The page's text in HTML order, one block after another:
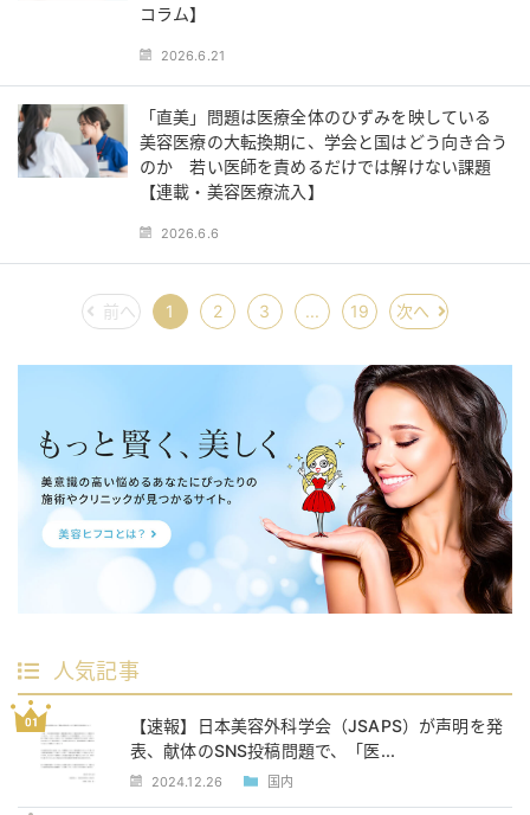
コラム】
2026.6.21
「直美」問題は医療全体のひずみを映している
美容医療の大転換期に、学会と国はどう向き合う
のか 若い医師を責めるだけでは解けない課題
【連載・美容医療流入】
2026.6.6
前へ 1 2 3 ... 19 次へ
人気記事
【速報】日本美容外科学会（JSAPS）が声明を発
表、献体のSNS投稿問題で、「医...
2024.12.26 国内